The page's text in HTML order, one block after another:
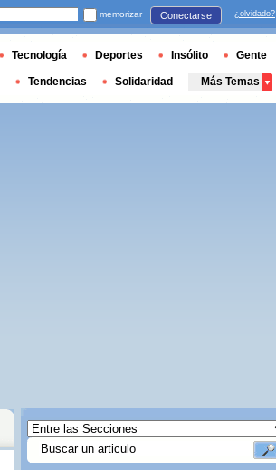
memorizar Conectarse ¿olvidado?
Tecnología Deportes Insólito Gente
Tendencias Solidaridad Más Temas